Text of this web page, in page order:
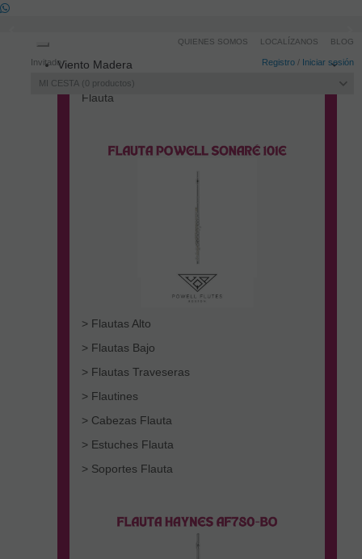
Invitado Registro / Iniciar sesión
MI CESTA 0 productos
QUIENES SOMOS LOCALÍZANOS BLOG
navigation
Viento Madera
Flauta
> Flautas Alto
> Flautas Bajo
> Flautas Traveseras
> Flautines
> Cabezas Flauta
> Estuches Flauta
> Soportes Flauta